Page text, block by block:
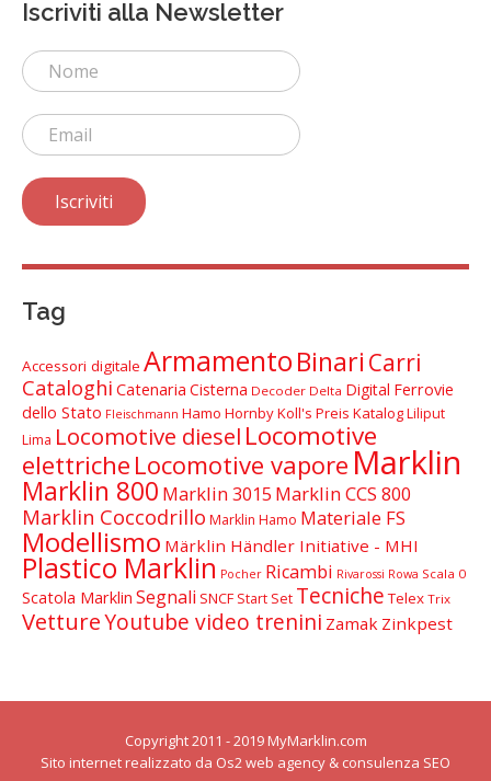
Iscriviti alla Newsletter
Tag
Accessori digitale ArmamentoBinari Carri
Cataloghi Catenaria Cisterna Decoder Delta Digital Ferrovie
dello Stato Fleischmann Hamo HornbyKoll's Preis KatalogLiliput
Lima Locomotive diesel Locomotive
elettriche Locomotive vapore Marklin
Marklin 800 Marklin 3015 Marklin CCS 800
Marklin Coccodrillo Marklin Hamo Materiale FS
Modellismo Märklin Händler Initiative - MHI
Plastico Marklin Pocher Ricambi Rivarossi Rowa Scala 0
Scatola Marklin Segnali SNCF Start Set Tecniche Telex Trix
VettureYoutube video trenini Zamak Zinkpest
Copyright 2011 - 2019 MyMarklin.com
Sito internet realizzato da Os2web agency & consulenza SEO